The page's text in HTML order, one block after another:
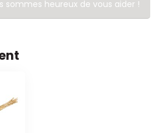
sommes heureux de vous aider !